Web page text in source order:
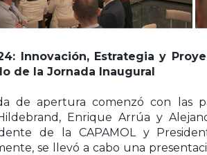
Innovación, Estrategia y
de la Jornada Inaugural
de apertura comenzó con las
Enrique Arrúa y
de la CAPAMOL y
se llevó a cabo una